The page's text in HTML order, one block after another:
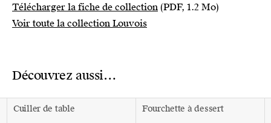
Télécharger la fiche de collection (PDF, 1.2 Mo)
Voir toute la collection Louvois
Découvrez aussi…
Cuiller de table Fourchette à dessert